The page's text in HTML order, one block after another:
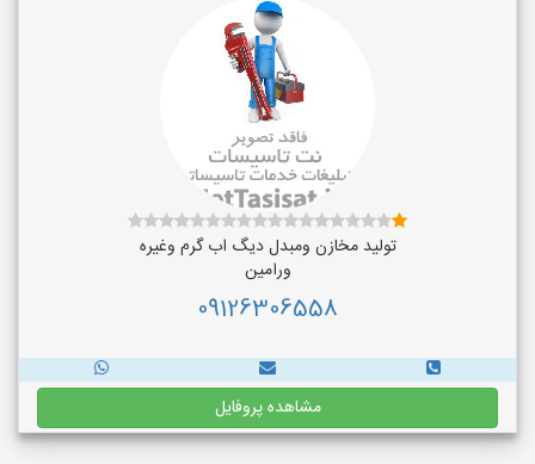
تولید مخازن ومبدل دیگ اب گرم وغیره
ورامین
09126306558
مشاهده پروفایل